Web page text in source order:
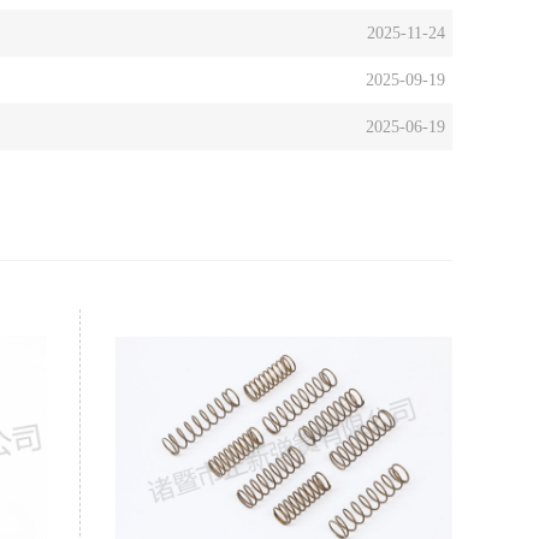
2025-11-24
2025-09-19
2025-06-19